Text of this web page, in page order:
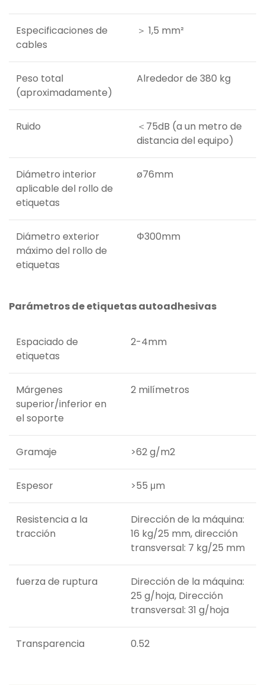
Especificaciones de
cables
＞ 1,5 mm²
Peso total
(aproximadamente)
Alrededor de 380 kg
Ruido
＜75dB (a un metro de
distancia del equipo)
Diámetro interior
aplicable del rollo de
etiquetas
ø76mm
Diámetro exterior
máximo del rollo de
etiquetas
Φ300mm
Parámetros de etiquetas autoadhesivas
Espaciado de
etiquetas
2-4mm
Márgenes
superior/inferior en
el soporte
2 milímetros
Gramaje >62 g/m2
Espesor >55 μm
Resistencia a la
tracción
Dirección de la máquina:
16 kg/25 mm, dirección
transversal: 7 kg/25 mm
fuerza de ruptura
Dirección de la máquina:
25 g/hoja, Dirección
transversal: 31 g/hoja
Transparencia 0.52